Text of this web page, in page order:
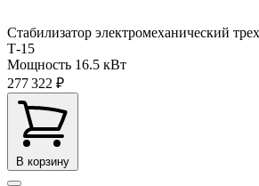
Стабилизатор электромеханический
Т-15
Мощность 16.5 кВт
277 322 ₽
В корзину